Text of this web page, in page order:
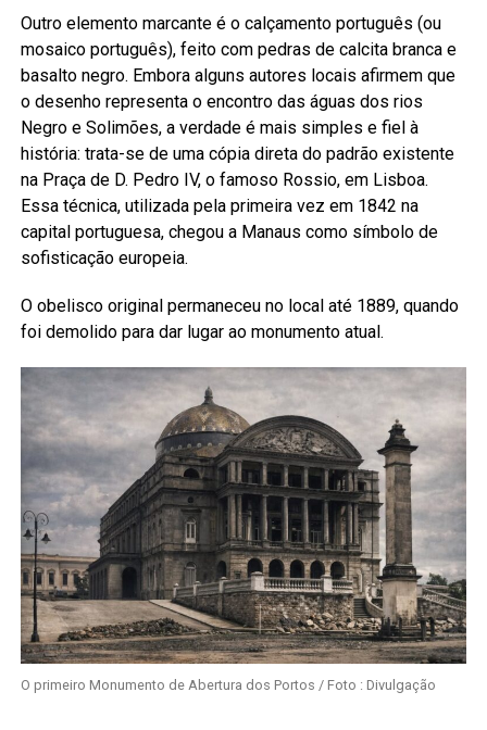
Outro elemento marcante é o calçamento português (ou
mosaico português), feito com pedras de calcita branca e
basalto negro. Embora alguns autores locais afirmem que
o desenho representa o encontro das águas dos rios
Negro e Solimões, a verdade é mais simples e fiel à
história: trata-se de uma cópia direta do padrão existente
na Praça de D. Pedro IV, o famoso Rossio, em Lisboa.
Essa técnica, utilizada pela primeira vez em 1842 na
capital portuguesa, chegou a Manaus como símbolo de
sofisticação europeia.
O obelisco original permaneceu no local até 1889, quando
foi demolido para dar lugar ao monumento atual.
O primeiro Monumento de Abertura dos Portos / Foto : Divulgação